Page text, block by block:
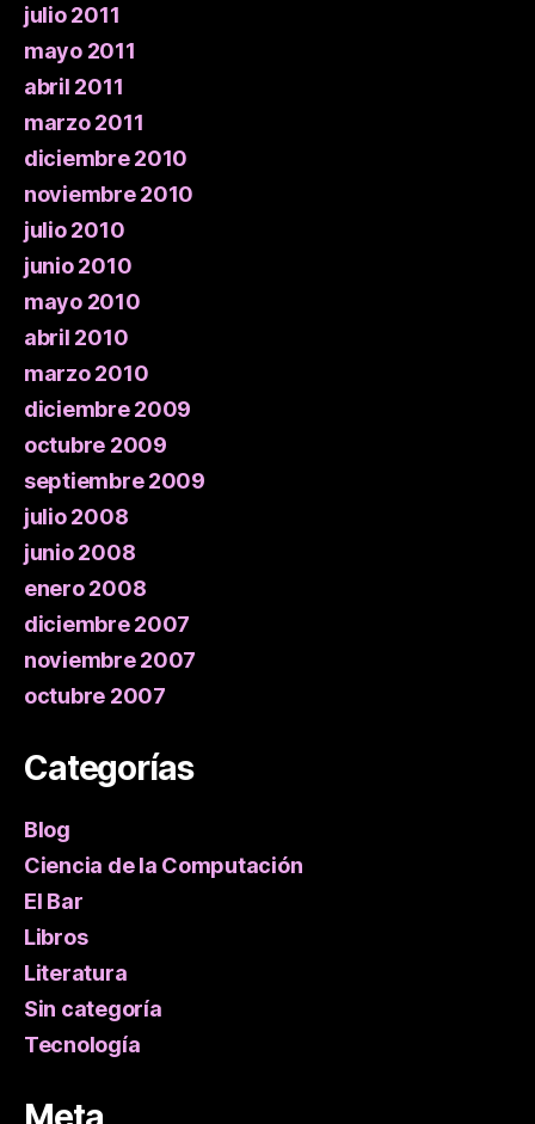
julio 2011
mayo 2011
abril 2011
marzo 2011
diciembre 2010
noviembre 2010
julio 2010
junio 2010
mayo 2010
abril 2010
marzo 2010
diciembre 2009
octubre 2009
septiembre 2009
julio 2008
junio 2008
enero 2008
diciembre 2007
noviembre 2007
octubre 2007
Categorías
Blog
Ciencia de la Computación
El Bar
Libros
Literatura
Sin categoría
Tecnología